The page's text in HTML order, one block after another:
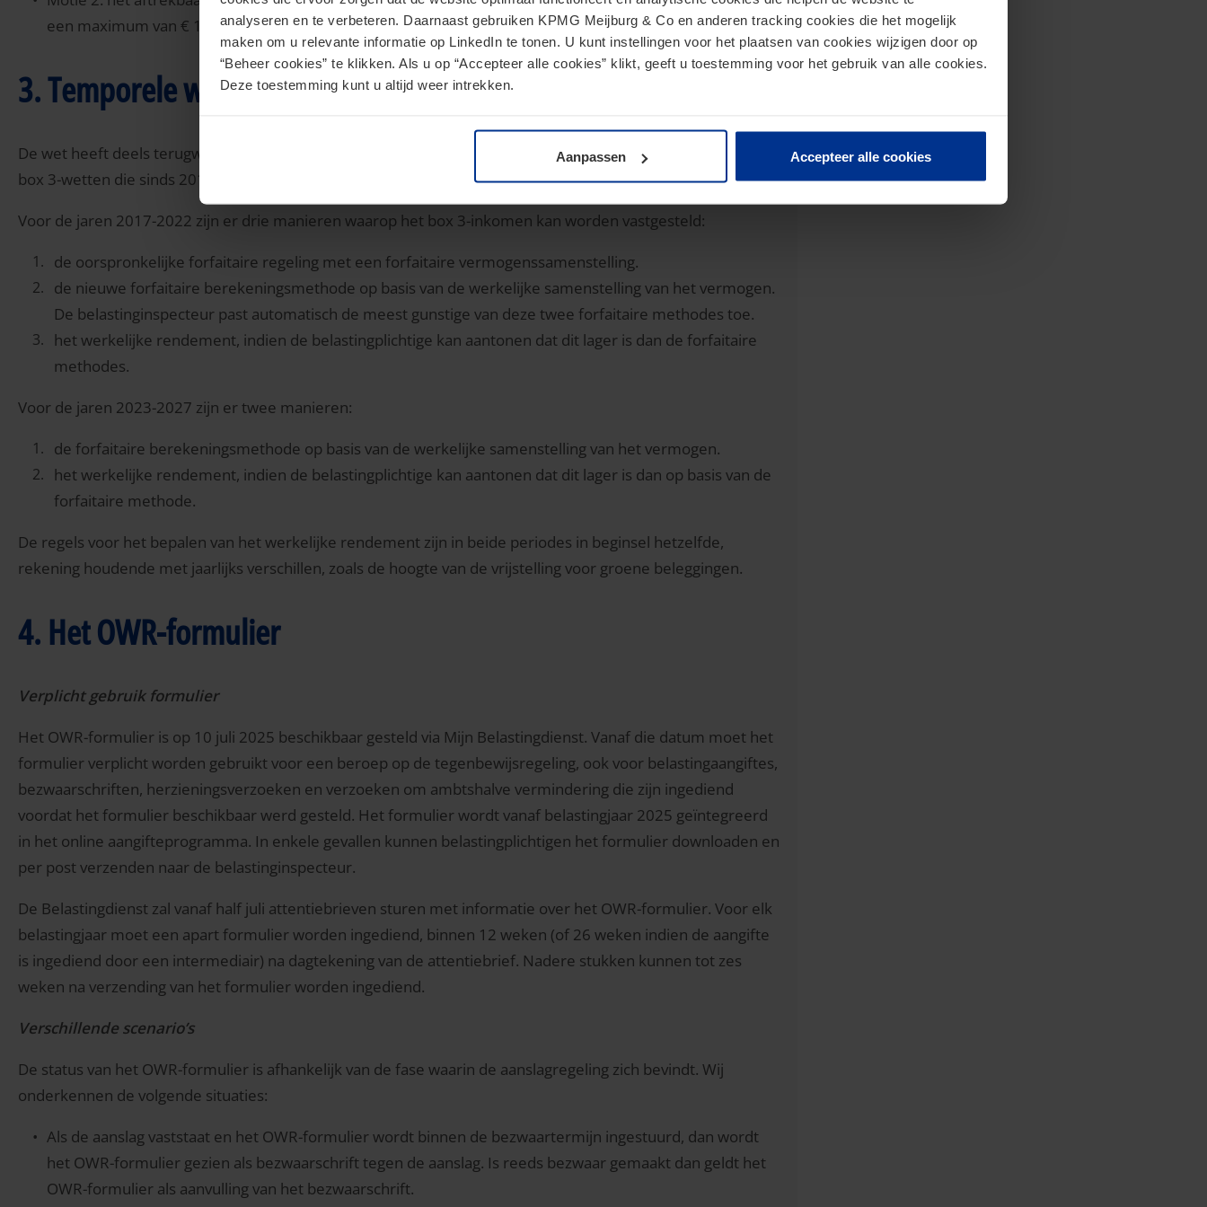
analyseren en te verbeteren. Daarnaast gebruiken KPMG Meijburg & Co en anderen tracking cookies die het mogelijk
maken om u relevante informatie op LinkedIn te tonen. U kunt instellingen voor het plaatsen van cookies wijzigen door op
“Beheer cookies” te klikken. Als u op “Accepteer alle cookies” klikt, geeft u toestemming voor het gebruik van alle cookies.
Deze toestemming kunt u altijd weer intrekken.
Aanpassen Accepteer alle cookies
een maximum van € 10.000 per object per jaar. Deze motie is ook verworpen.
3. Temporele werking Wet tegenbewijsregeling box 3
De wet heeft deels terugwerkende kracht tot 1 januari 2017 en deels tot 1 januari 2023, gerelateerd aan de
box 3-wetten die sinds 2017 gelden.
Voor de jaren 2017-2022 zijn er drie manieren waarop het box 3-inkomen kan worden vastgesteld:
de oorspronkelijke forfaitaire regeling met een forfaitaire vermogenssamenstelling.
de nieuwe forfaitaire berekeningsmethode op basis van de werkelijke samenstelling van het vermogen.
De belastinginspecteur past automatisch de meest gunstige van deze twee forfaitaire methodes toe.
het werkelijke rendement, indien de belastingplichtige kan aantonen dat dit lager is dan de forfaitaire
methodes.
Voor de jaren 2023-2027 zijn er twee manieren:
de forfaitaire berekeningsmethode op basis van de werkelijke samenstelling van het vermogen.
het werkelijke rendement, indien de belastingplichtige kan aantonen dat dit lager is dan op basis van de
forfaitaire methode.
De regels voor het bepalen van het werkelijke rendement zijn in beide periodes in beginsel hetzelfde,
rekening houdende met jaarlijks verschillen, zoals de hoogte van de vrijstelling voor groene beleggingen.
4. Het OWR-formulier
Verplicht gebruik formulier
Het OWR-formulier is op 10 juli 2025 beschikbaar gesteld via Mijn Belastingdienst. Vanaf die datum moet het
formulier verplicht worden gebruikt voor een beroep op de tegenbewijsregeling, ook voor belastingaangiftes,
bezwaarschriften, herzieningsverzoeken en verzoeken om ambtshalve vermindering die zijn ingediend
voordat het formulier beschikbaar werd gesteld. Het formulier wordt vanaf belastingjaar 2025 geïntegreerd
in het online aangifteprogramma. In enkele gevallen kunnen belastingplichtigen het formulier downloaden en
per post verzenden naar de belastinginspecteur.
De Belastingdienst zal vanaf half juli attentiebrieven sturen met informatie over het OWR-formulier. Voor elk
belastingjaar moet een apart formulier worden ingediend, binnen 12 weken (of 26 weken indien de aangifte
is ingediend door een intermediair) na dagtekening van de attentiebrief. Nadere stukken kunnen tot zes
weken na verzending van het formulier worden ingediend.
Verschillende scenario’s
De status van het OWR-formulier is afhankelijk van de fase waarin de aanslagregeling zich bevindt. Wij
onderkennen de volgende situaties:
Als de aanslag vaststaat en het OWR-formulier wordt binnen de bezwaartermijn ingestuurd, dan wordt
het OWR-formulier gezien als bezwaarschrift tegen de aanslag. Is reeds bezwaar gemaakt dan geldt het
OWR-formulier als aanvulling van het bezwaarschrift.